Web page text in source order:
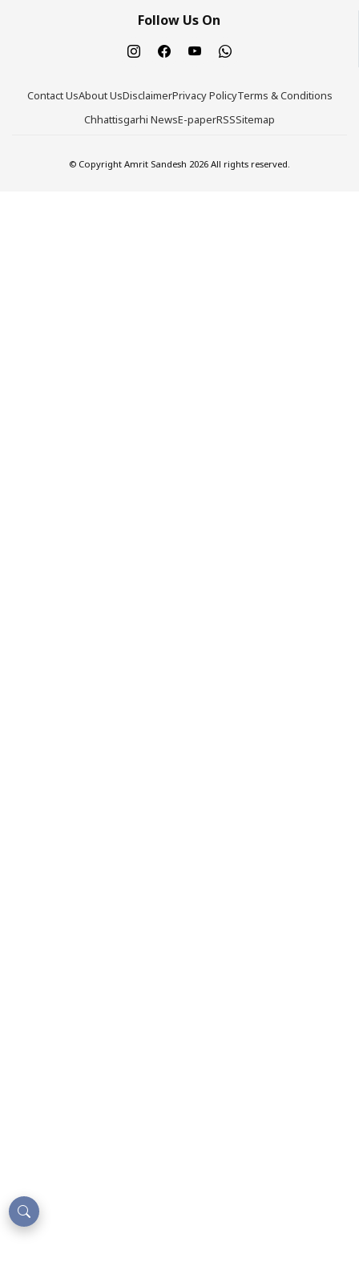
Follow Us On
Contact UsAbout UsDisclaimerPrivacy PolicyTerms & Conditions
Chhattisgarhi NewsE-paperRSSSitemap
© Copyright Amrit Sandesh 2026 All rights reserved.